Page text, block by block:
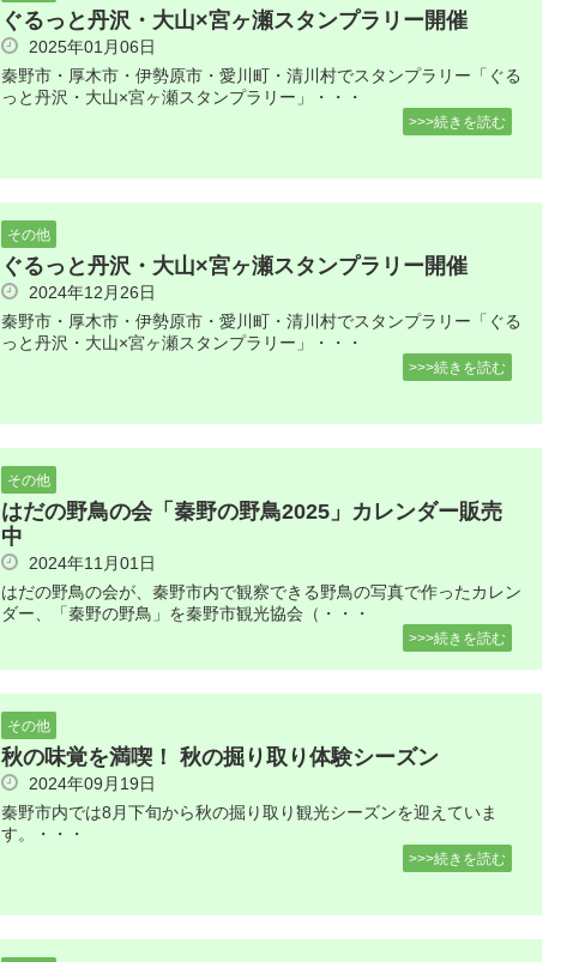
ぐるっと丹沢・大山×宮ヶ瀬スタンプラリー開催
2025年01月06日
秦野市・厚木市・伊勢原市・愛川町・清川村でスタンプラリー「ぐる
っと丹沢・大山×宮ヶ瀬スタンプラリー」・・・
>>>続きを読む
その他
ぐるっと丹沢・大山×宮ヶ瀬スタンプラリー開催
2024年12月26日
秦野市・厚木市・伊勢原市・愛川町・清川村でスタンプラリー「ぐる
っと丹沢・大山×宮ヶ瀬スタンプラリー」・・・
>>>続きを読む
その他
はだの野鳥の会「秦野の野鳥2025」カレンダー販売
中
2024年11月01日
はだの野鳥の会が、秦野市内で観察できる野鳥の写真で作ったカレン
ダー、「秦野の野鳥」を秦野市観光協会（・・・
>>>続きを読む
その他
秋の味覚を満喫！ 秋の掘り取り体験シーズン
2024年09月19日
秦野市内では8月下旬から秋の掘り取り観光シーズンを迎えていま
す。・・・
>>>続きを読む